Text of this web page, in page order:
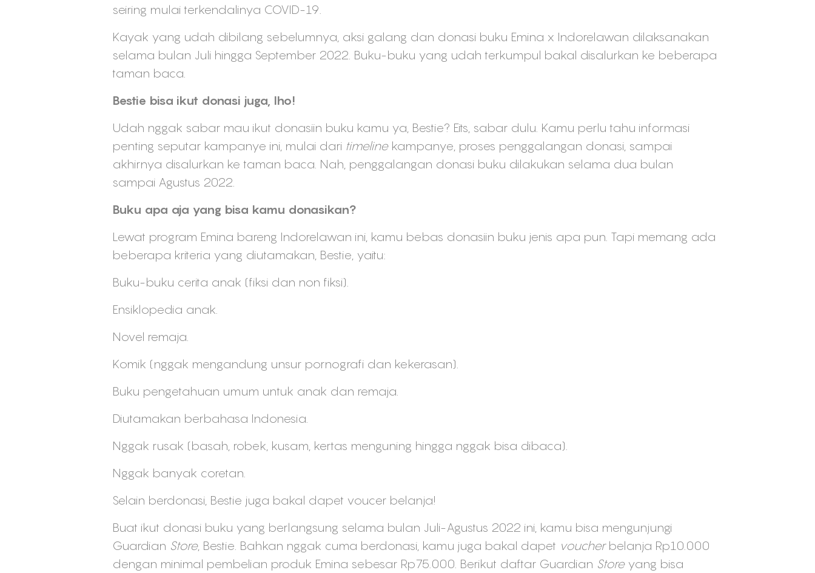
seiring mulai terkendalinya COVID-19.
Kayak yang udah dibilang sebelumnya, aksi galang dan donasi buku Emina x Indorelawan dilaksanakan
selama bulan Juli hingga September 2022. Buku-buku yang udah terkumpul bakal disalurkan ke beberapa
taman baca.
Bestie bisa ikut donasi juga, lho!
Udah nggak sabar mau ikut donasiin buku kamu ya, Bestie? Eits, sabar dulu. Kamu perlu tahu informasi
penting seputar kampanye ini, mulai dari timeline kampanye, proses penggalangan donasi, sampai
akhirnya disalurkan ke taman baca. Nah, penggalangan donasi buku dilakukan selama dua bulan
sampai Agustus 2022.
Buku apa aja yang bisa kamu donasikan?
Lewat program Emina bareng Indorelawan ini, kamu bebas donasiin buku jenis apa pun. Tapi memang ada
beberapa kriteria yang diutamakan, Bestie, yaitu:
Buku-buku cerita anak (fiksi dan non fiksi).
Ensiklopedia anak.
Novel remaja.
Komik (nggak mengandung unsur pornografi dan kekerasan).
Buku pengetahuan umum untuk anak dan remaja.
Diutamakan berbahasa Indonesia.
Nggak rusak (basah, robek, kusam, kertas menguning hingga nggak bisa dibaca).
Nggak banyak coretan.
Selain berdonasi, Bestie juga bakal dapet voucer belanja!
Buat ikut donasi buku yang berlangsung selama bulan Juli-Agustus 2022 ini, kamu bisa mengunjungi
Guardian Store, Bestie. Bahkan nggak cuma berdonasi, kamu juga bakal dapet voucherbelanja Rp10.000
dengan minimal pembelian produk Emina sebesar Rp75.000. Berikut daftar Guardian Storeyang bisa